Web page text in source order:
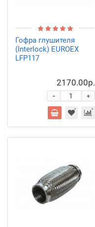
Гофра глушителя
(Interlock) EUROEX
LFP117
2170.00р.
+
-